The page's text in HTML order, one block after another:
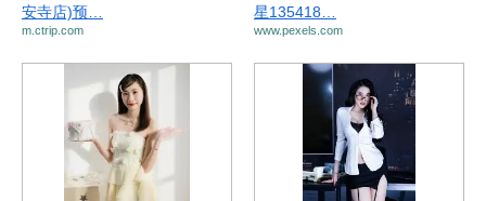
安寺店)预…
m.ctrip.com
星135418…
www.pexels.com